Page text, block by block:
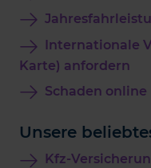
Internationale
Karte) anfordern
Schaden
Unsere
Kfz-